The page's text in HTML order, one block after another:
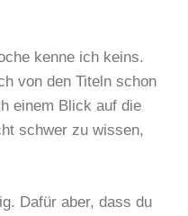
kenne ich keins.
von den Titeln schon
einem Blick auf die
schwer zu wissen,
Dafür aber, dass du